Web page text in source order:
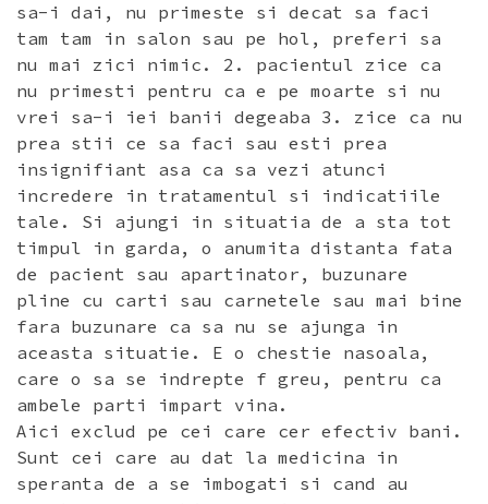
sa-i dai, nu primeste si decat sa faci
tam tam in salon sau pe hol, preferi sa
nu mai zici nimic. 2. pacientul zice ca
nu primesti pentru ca e pe moarte si nu
vrei sa-i iei banii degeaba 3. zice ca nu
prea stii ce sa faci sau esti prea
insignifiant asa ca sa vezi atunci
incredere in tratamentul si indicatiile
tale. Si ajungi in situatia de a sta tot
timpul in garda, o anumita distanta fata
de pacient sau apartinator, buzunare
pline cu carti sau carnetele sau mai bine
fara buzunare ca sa nu se ajunga in
aceasta situatie. E o chestie nasoala,
care o sa se indrepte f greu, pentru ca
ambele parti impart vina.
Aici exclud pe cei care cer efectiv bani.
Sunt cei care au dat la medicina in
speranta de a se imbogati si cand au